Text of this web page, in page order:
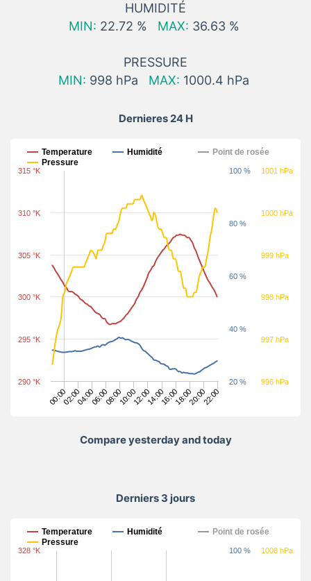
HUMIDITÉ
MIN: 22.72 % MAX: 36.63 %
PRESSURE
MIN: 998 hPa MAX: 1000.4 hPa
Dernieres 24 H
Dernieres 24 H
Temperature Humidité
Point de rosée
Pressure
00:0002:0004:0006:0008:0010:0012:0014:0016:0018:0020:0022:00
290 °K
295 °K
300 °K
305 °K
310 °K
315 °K
20 %
40 %
60 %
80 %
100 %
996 hPa
997 hPa
998 hPa
999 hPa
1000 hPa
1001 hPa
Compare yesterday and today
Derniers 3 jours
Derniers 3 jours
Temperature Humidité
Point de rosée
Pressure
328 °K 100 % 1008 hPa